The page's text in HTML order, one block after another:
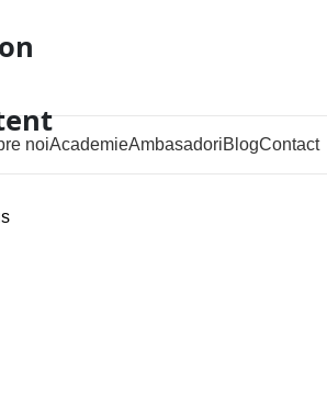
noiAcademieAmbasadoriBlogContact